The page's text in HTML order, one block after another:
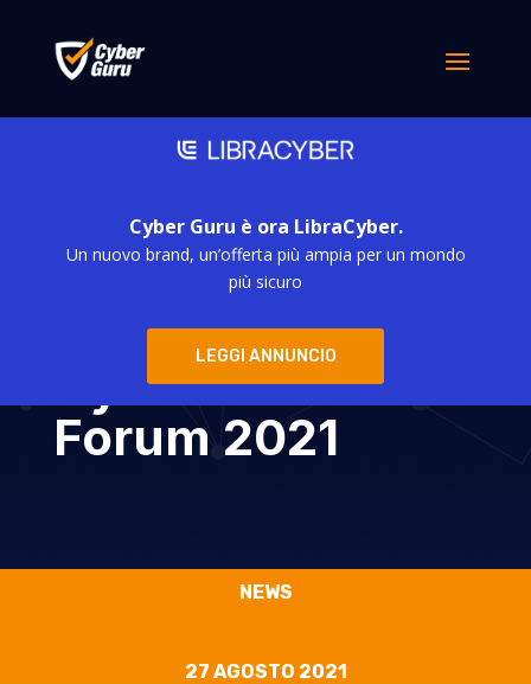
Cyber Guru è ora LibraCyber.
Un nuovo brand, un’offerta più ampia per un mondo
più sicuro
LEGGI ANNUNCIO
Cyber Guru
partecipa al
Cyber Resilience
Forum 2021
NEWS
27 AGOSTO 2021